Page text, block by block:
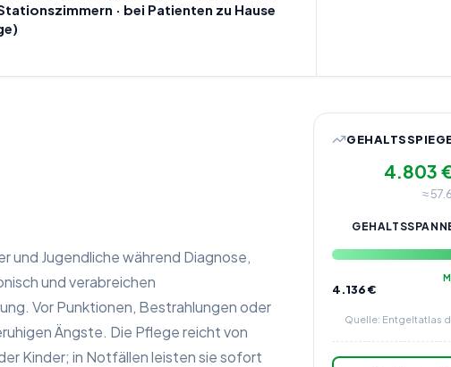
· bei Patienten zu Hause
und Jugendliche während Diagnose,
und verabreichen
Vor Punktionen, Bestrahlungen oder
Ängste. Die Pflege reicht von
Kinder; in Notfällen leisten sie sofort
4.803
≈
4.136€
Quelle: Entgeltatlas